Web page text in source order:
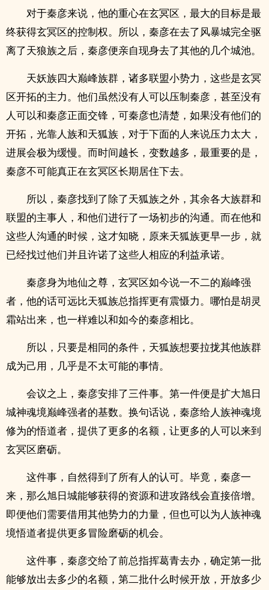
对于秦彦来说，他的重心在玄冥区，最大的目标是最
终获得玄冥区的控制权。所以，秦彦在去了风暴城完全驱
离了天狼族之后，秦彦便亲自现身去了其他的几个城池。
天妖族四大巅峰族群，诸多联盟小势力，这些是玄冥
区开拓的主力。他们虽然没有人可以压制秦彦，甚至没有
人可以和秦彦正面交锋，可秦彦也清楚，如果没有他们的
开拓，光靠人族和天狐族，对于下面的人来说压力太大，
进展会极为缓慢。而时间越长，变数越多，最重要的是，
秦彦不可能真正在玄冥区长期居住下去。
所以，秦彦找到了除了天狐族之外，其余各大族群和
联盟的主事人，和他们进行了一场初步的沟通。而在他和
这些人沟通的时候，这才知晓，原来天狐族更早一步，就
已经找过他们并且许诺了这些人相应的利益承诺。
秦彦身为地仙之尊，玄冥区如今说一不二的巅峰强
者，他的话可远比天狐族总指挥更有震慑力。哪怕是胡灵
霜站出来，也一样难以和如今的秦彦相比。
所以，只要是相同的条件，天狐族想要拉拢其他族群
成为己用，几乎是不太可能的事情。
会议之上，秦彦安排了三件事。第一件便是扩大旭日
城神魂境巅峰强者的基数。换句话说，秦彦给人族神魂境
修为的悟道者，提供了更多的名额，让更多的人可以来到
玄冥区磨砺。
这件事，自然得到了所有人的认可。毕竟，秦彦一
来，那么旭日城能够获得的资源和进攻路线会直接倍增。
即便他们需要借用其他势力的力量，但也可以为人族神魂
境悟道者提供更多冒险磨砺的机会。
这件事，秦彦交给了前总指挥葛青去办，确定第一批
能够放出去多少的名额，第二批什么时候开放，开放多少